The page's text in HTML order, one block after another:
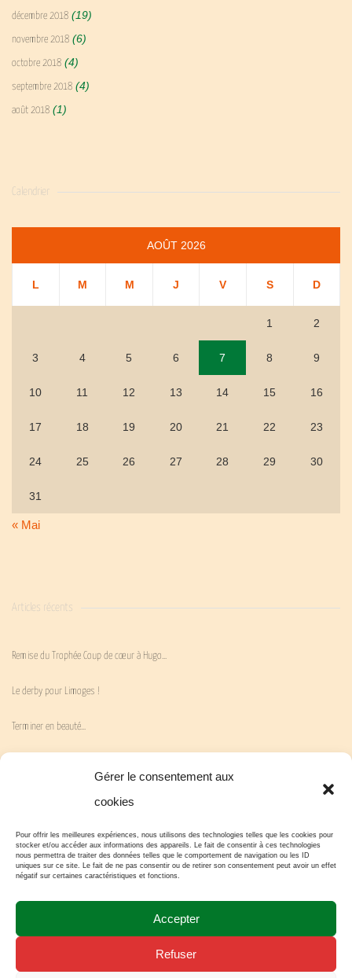
Gérer le consentement aux
cookies
Pour offrir les meilleures expériences, nous utilisons des technologies telles que les cookies pour
stocker et/ou accéder aux informations des appareils. Le fait de consentir à ces technologies
nous permettra de traiter des données telles que le comportement de navigation ou les ID
uniques sur ce site. Le fait de ne pas consentir ou de retirer son consentement peut avoir un effet
négatif sur certaines caractéristiques et fonctions.
Accepter
Refuser
décembre 2018 (19)
novembre 2018 (6)
octobre 2018 (4)
septembre 2018 (4)
août 2018 (1)
Calendrier
AOÛT 2026
L M M J V S D
1 2
3 4 5 6 7 8 9
10 11 12 13 14 15 16
17 18 19 20 21 22 23
24 25 26 27 28 29 30
31
« Mai
Articles récents
Remise du Trophée Coup de cœur à Hugo…
Le derby pour Limoges !
Terminer en beauté…
« En Mai fait ce qu’il te plaît » !
Hugo est notre Joueur Coup de Cœur 2026 !
Une belle victoire !
15 avril 2026 – 15 avril 1993 = 33
Bonne réaction !
Nouvelle page…